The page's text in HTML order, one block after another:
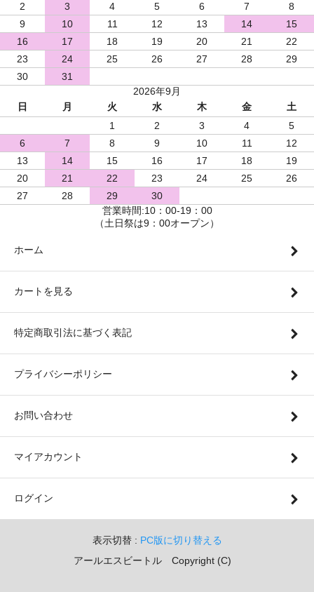
2
3 4 5 6 7
8
9
10 11 12 13 14
15
16
17 18 19 20 21
22
23
24 25 26 27 28
29
30
31
2026年9月
日
月 火 水 木 金
土
1
2 3 4
5
6
7 8 9 10 11
12
13
14 15 16 17 18
19
20
21 22 23 24 25
26
27
28 29
30
営業時間:10：00-19：00
（土日祭は9：00オープン）
ホーム
カートを見る
特定商取引法に基づく表記
プライバシーポリシー
お問い合わせ
マイアカウント
ログイン
表示切替 : PC版に切り替える
アールエスビートル Copyright (C)